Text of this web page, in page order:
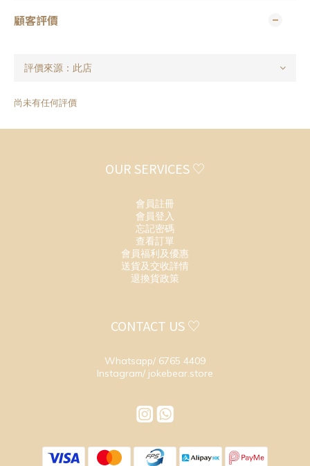
顧客評價
尚未有任何評價
OUR SERVICES ♡
會員註冊
會員登入
忘記密碼
查看訂單
會員福利及優惠
送貨及交收詳情
退換貨政策
CONTACT US ♡
Whatsapp/ 6765 4409
Instagram/ jokebear.store